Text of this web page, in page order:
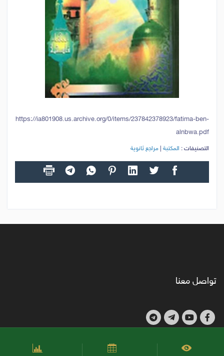
https://ia801908.us.archive.org/0/items/237842378923/fatima-ben-
alnbwa.pdf
التصنيفات : المكتبة مراجع ثانوية
تواصل معنا